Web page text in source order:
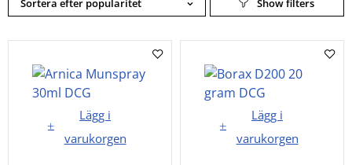
Sortera efter popularitet
Lägg i
varukorgen
Lägg i
varukorgen